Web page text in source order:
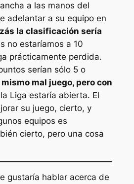
a las manos del
adelantar a su equipo en
la clasificación sería
no estaríamos a 10
prácticamente perdida.
serían sólo 5 o
mal juego, pero con
la Liga estaría abierta. El
su juego, cierto, y
equipos es
cierto, pero una cosa
gustaría hablar acerca de